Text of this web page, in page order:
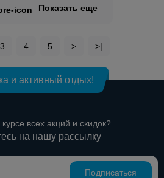
Показать еще
3 4 5 > >|
и активный отдых!
всех акций и скидок?
на нашу рассылку
Подписаться